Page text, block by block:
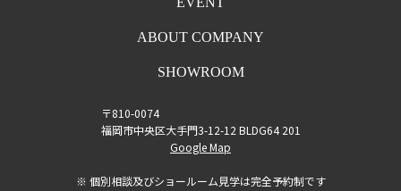
ABOUT COMPANY
SHOWROOM
〒810-0074
福岡市中央区大手門3-12-12 BLDG64 201
Google Map
※ 個別相談及びショールーム見学は完全予約制です